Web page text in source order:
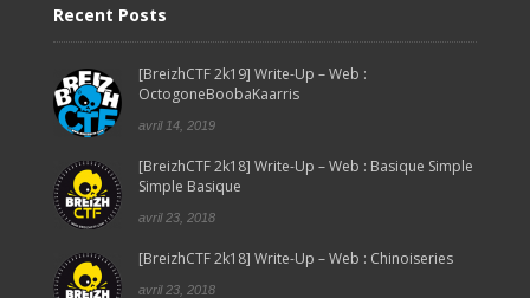
Recent Posts
[BreizhCTF 2k19] Write-Up – Web :
OctogoneBoobaKaarris
avril 14, 2019
[BreizhCTF 2k18] Write-Up – Web : Basique Simple
Simple Basique
avril 23, 2018
[BreizhCTF 2k18] Write-Up – Web : Chinoiseries
avril 23, 2018